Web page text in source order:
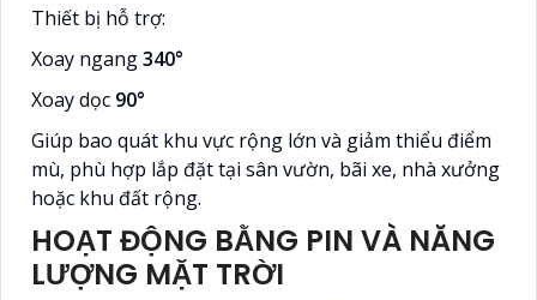
Thiết bị hỗ trợ:
Xoay ngang340°
Xoay dọc 90°
Giúp bao quát khu vực rộng lớn và giảm thiểu điểm
mù, phù hợp lắp đặt tại sân vườn, bãi xe, nhà xưởng
hoặc khu đất rộng.
HOẠT ĐỘNG BẰNG PIN VÀ NĂNG
LƯỢNG MẶT TRỜI